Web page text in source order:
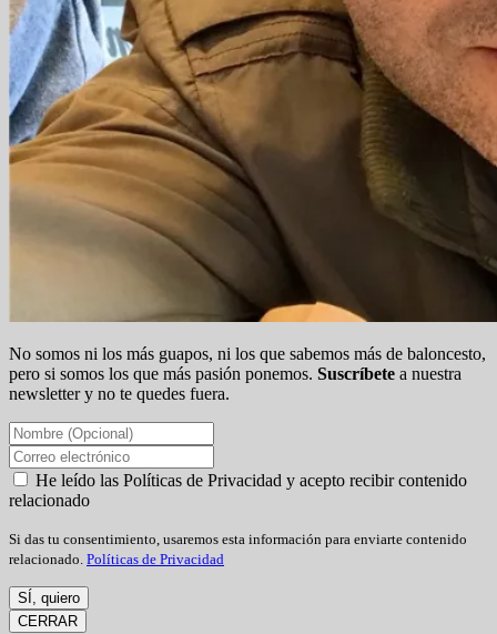
No somos ni los más guapos, ni los que sabemos más de baloncesto,
pero si somos los que más pasión ponemos. Suscríbete a nuestra
newsletter y no te quedes fuera.
He leído las Políticas de Privacidad y acepto recibir contenido
relacionado
Si das tu consentimiento, usaremos esta información para enviarte contenido
relacionado. Políticas de Privacidad
SÍ, quiero
CERRAR